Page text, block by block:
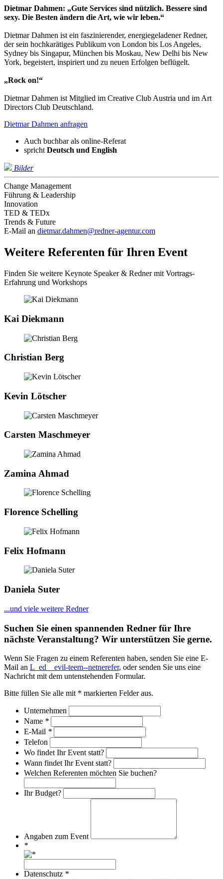
Dietmar Dahmen: „Gute Services sind nützlich. Bessere sind
sexy. Die Besten ändern die Art, wie wir leben.“
Dietmar Dahmen ist ein faszinierender, energiegeladener Redner,
der sein hochkarätiges Publikum von London bis Los Angeles,
Sydney bis Singapur, München bis Moskau, New Delhi bis New
York, begeistert, inspiriert und zu neuen Erfolgen beflügelt.
„Rock on!“
Dietmar Dahmen ist Mitglied im Creative Club Austria und im Art
Directors Club Deutschland.
Dietmar Dahmen anfragen
Auch buchbar als online-Referat
sprichtDeutsch und English
Bilder
Change Management
Führung & Leadership
Innovation
TED & TEDx
Trends & Future
E-Mail an dietmar.dahmen@redner-agentur.com
Weitere Referenten für Ihren Event
Finden Sie weitere Keynote Speaker & Redner mit Vortrags-
Erfahrung und Workshops
Kai Diekmann
Christian Berg
Kevin Lötscher
Carsten Maschmeyer
Zamina Ahmad
Florence Schelling
Felix Hofmann
Daniela Suter
...und viele weitere Redner
Suchen Sie einen spannenden Redner für Ihre
nächste Veranstaltung? Wir unterstützen Sie gerne.
Wenn Sie Fragen zu einem Referenten haben, senden Sie eine E-
Mail an L_ed__evil-teem--netnerefer, oder senden Sie uns eine
Nachricht mit dem untenstehenden Formular.
Bitte füllen Sie alle mit * markierten Felder aus.
Unternehmen
Name *
E-Mail *
Telefon
Wo findet Ihr Event statt?
Wann findet Ihr Event statt?
Welchen Referenten möchten Sie buchen?
Ihr Budget?
Angaben zum Event
*
Datenschutz *